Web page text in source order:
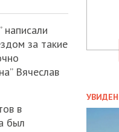
за такие
Вячеслав
в
был